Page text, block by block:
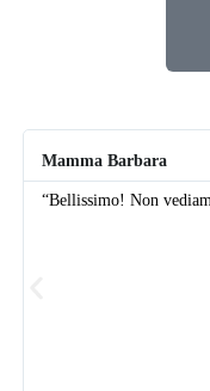
Mamma Barbara
“Bellissimo! Non